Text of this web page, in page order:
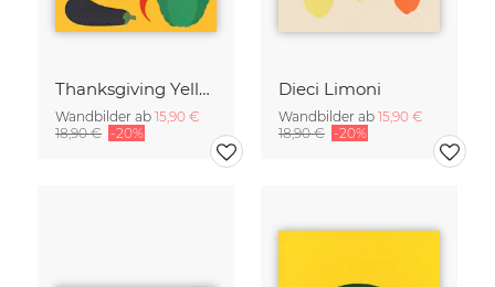
Thanksgiving Yellow
Wandbilder ab 15,90 €
18,90 € -20%
Dieci Limoni
Wandbilder ab 15,90 €
18,90 € -20%